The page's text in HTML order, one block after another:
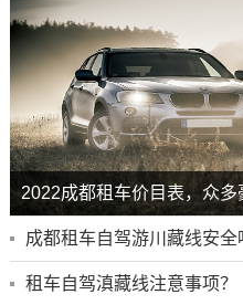
2022成都租车价目表，众
成都租车自驾游川藏线安全
租车自驾滇藏线注意事项？